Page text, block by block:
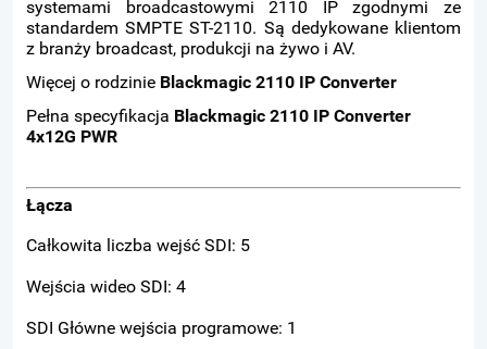
systemami broadcastowymi 2110 IP zgodnymi ze
standardem SMPTE ST-2110. Są dedykowane klientom
z branży broadcast, produkcji na żywo i AV.
Więcej o rodzinie Blackmagic 2110 IP Converter
Pełna specyfikacja Blackmagic 2110 IP Converter
4x12G PWR
Łącza
Całkowita liczba wejść SDI: 5
Wejścia wideo SDI: 4
SDI Główne wejścia programowe: 1